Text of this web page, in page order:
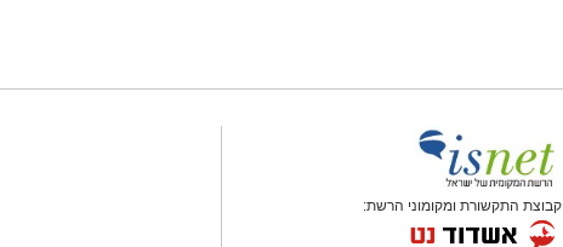
קבוצת התקשורת ומקומוני הרשת: